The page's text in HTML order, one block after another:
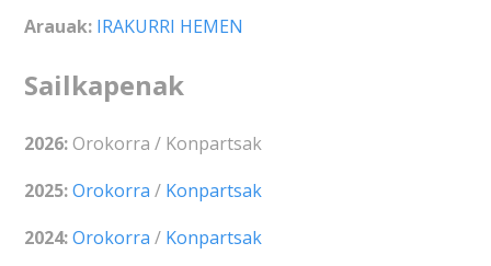
Arauak: IRAKURRI HEMEN
Sailkapenak
2026:Orokorra / Konpartsak
2025:Orokorra / Konpartsak
2024:Orokorra / Konpartsak